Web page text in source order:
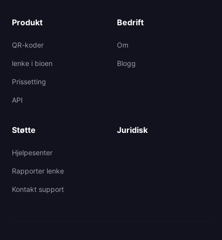
Produkt
QR-koder
lenke i bioen
Prissetting
API
Bedrift
Om
Blogg
Støtte
Hjelpesenter
Rapporter lenke
Kontakt support
Juridisk